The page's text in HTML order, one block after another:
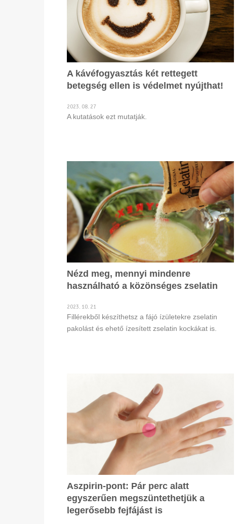
A kávéfogyasztás két rettegett
betegség ellen is védelmet nyújthat!
2023. 08. 27
A kutatások ezt mutatják.
Nézd meg, mennyi mindenre
használható a közönséges zselatin
2023. 10. 21
Fillérekből készíthetsz a fájó ízületekre zselatin
pakolást és ehető ízesített zselatin kockákat is.
Aszpirin-pont: Pár perc alatt
egyszerűen megszüntethetjük a
legerősebb fejfájást is